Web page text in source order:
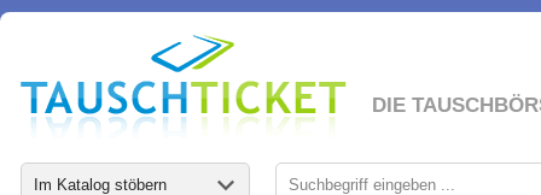
DIE
Im Katalog stöbern